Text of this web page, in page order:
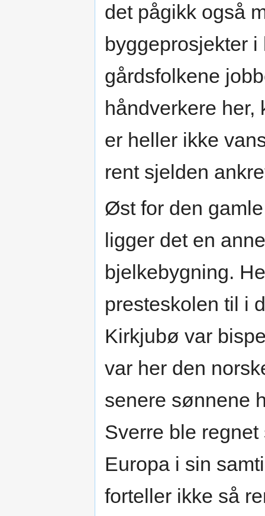
det pågikk også
byggeprosjekter
gårdsfolkene
håndverkere
er heller ikke
rent sjelden
Øst for den
ligger det en
bjelkebygning.
presteskolen til i
Kirkjubø var
var her den
senere sønnene
Sverre ble
Europa i sin
forteller ikke så